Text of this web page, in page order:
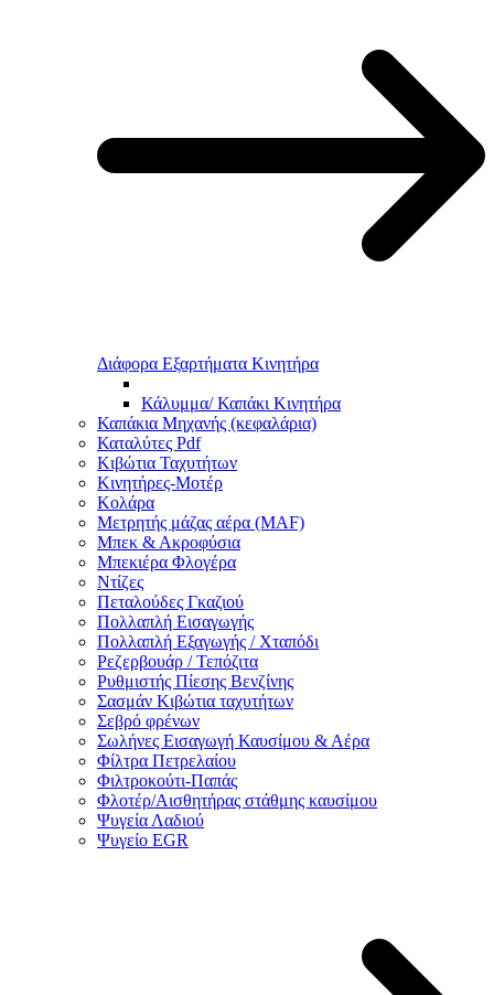
Διάφορα Εξαρτήματα Κινητήρα
Κάλυμμα/ Καπάκι Κινητήρα
Καπάκια Μηχανής (κεφαλάρια)
Καταλύτες Pdf
Κιβώτια Ταχυτήτων
Κινητήρες-Μοτέρ
Κολάρα
Μετρητής μάζας αέρα (MAF)
Μπεκ & Ακροφύσια
Μπεκιέρα Φλογέρα
Ντίζες
Πεταλούδες Γκαζιού
Πολλαπλή Εισαγωγής
Πολλαπλή Εξαγωγής / Χταπόδι
Ρεζερβουάρ / Τεπόζιτα
Ρυθμιστής Πίεσης Βενζίνης
Σασμάν Κιβώτια ταχυτήτων
Σεβρό φρένων
Σωλήνες Εισαγωγή Καυσίμου & Αέρα
Φίλτρα Πετρελαίου
Φιλτροκούτι-Παπάς
Φλοτέρ/Αισθητήρας στάθμης καυσίμου
Ψυγεία Λαδιού
Ψυγείο EGR